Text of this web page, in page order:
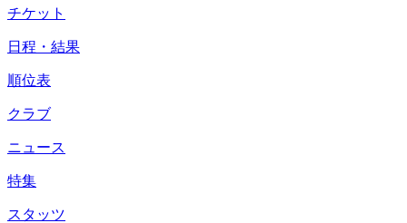
チケット
日程・結果
順位表
クラブ
ニュース
特集
スタッツ